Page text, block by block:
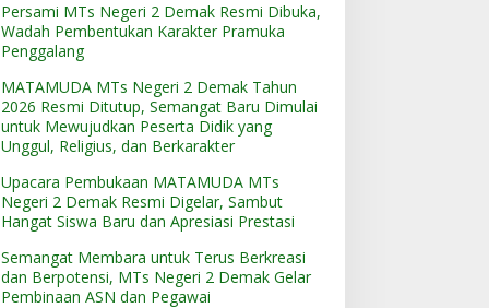
Persami MTs Negeri 2 Demak Resmi Dibuka,
Wadah Pembentukan Karakter Pramuka
Penggalang
MATAMUDA MTs Negeri 2 Demak Tahun
2026 Resmi Ditutup, Semangat Baru Dimulai
untuk Mewujudkan Peserta Didik yang
Unggul, Religius, dan Berkarakter
Upacara Pembukaan MATAMUDA MTs
Negeri 2 Demak Resmi Digelar, Sambut
Hangat Siswa Baru dan Apresiasi Prestasi
Semangat Membara untuk Terus Berkreasi
dan Berpotensi, MTs Negeri 2 Demak Gelar
Pembinaan ASN dan Pegawai